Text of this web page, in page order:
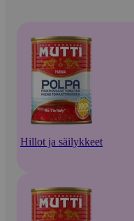
Hillot ja säilykkeet